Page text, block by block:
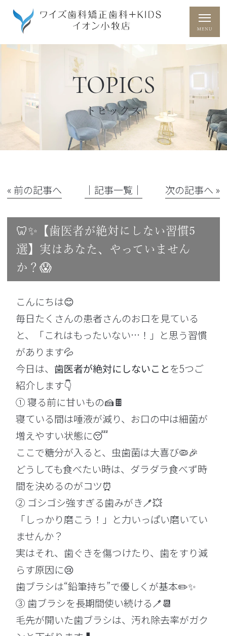
TOPICS
トピックス
« 前の記事へ │記事一覧│ 次の記事へ »
🦷✨【歯医者が絶対にしない習慣5
選】実はあなた、やっていません
か？😱
こんにちは😊
毎日たくさんの患者さんのお口を見ている
と、「これはもったいない…！」と思う習慣
があります💦
今日は、 歯医者が絶対にしないことを5つご
紹介します👇
① 寝る前に甘いもの🍰🍫
寝ている間は唾液が減り、お口の中は細菌が
増えやすい状態に😴
ここで糖分が入ると、虫歯菌は大喜び🦠🎉
どうしても食べたい時は、ダラダラ食べず時
間を決めるのがコツ⏰
② ゴシゴシ強すぎる歯みがき🪥💥
「しっかり磨こう！」と力いっぱい磨いてい
ませんか？
実はそれ、歯ぐきを傷つけたり、歯をすり減
らす原因に😢
歯ブラシは“鉛筆持ち”で優しくが基本✏️✨
③ 歯ブラシを長期間使い続ける🪥📆
毛先が開いた歯ブラシは、汚れ除去率がガク